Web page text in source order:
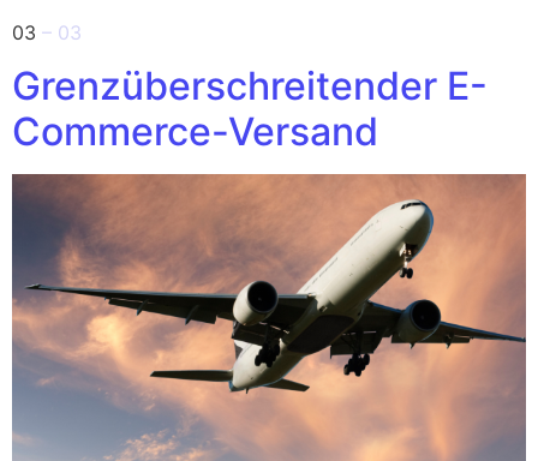
03 – 03
Grenzüberschreitender E-
Commerce-Versand